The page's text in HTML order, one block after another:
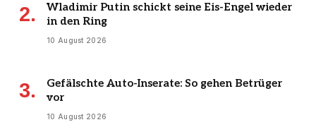
Wladimir Putin schickt seine Eis-Engel wieder
in den Ring
10 August 2026
Gefälschte Auto-Inserate: So gehen Betrüger
vor
10 August 2026